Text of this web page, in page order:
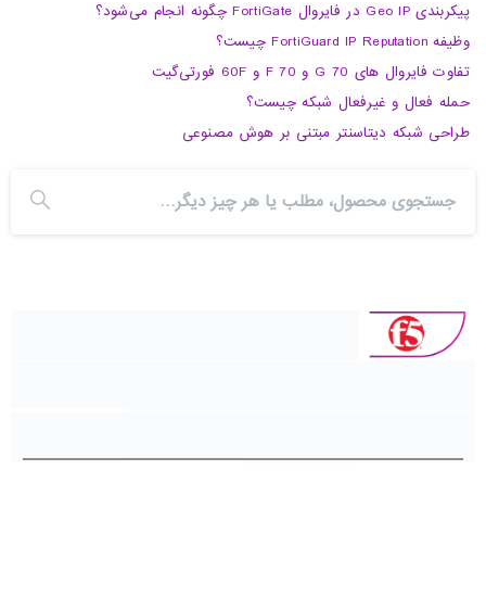
پیکربندی Geo IP در فایروال FortiGate چگونه انجام می‌شود؟
وظیفه FortiGuard IP Reputation چیست؟
تفاوت فایروال های 70 G و 70 F و 60F فورتی‌گیت
حمله فعال و غیرفعال شبکه چیست؟
طراحی شبکه دیتاسنتر مبتنی بر هوش مصنوعی